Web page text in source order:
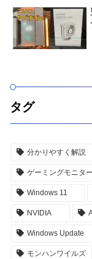
タグ
分かりやすく解説
ゲーミングモニター
Windows 11
NVIDIA
Windows Update
モンハンワイルズ